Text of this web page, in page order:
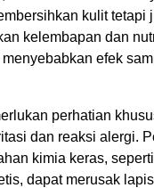
kulit tetapi
kelembapan dan
efek
perhatian
dan reaksi alergi.
kimia keras,
dapat merusak